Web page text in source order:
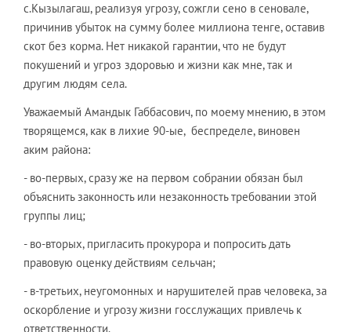
с.Кызылагаш, реализуя угрозу, сожгли сено в сеновале,
причинив убыток на сумму более миллиона тенге, оставив
скот без корма. Нет никакой гарантии, что не будут
покушений и угроз здоровью и жизни как мне, так и
другим людям села.
Уважаемый Амандык Габбасович, по моему мнению, в этом
творящемся, как в лихие 90-ые, беспределе, виновен
аким района:
- во-первых, сразу же на первом собрании обязан был
объяснить законность или незаконность требовании этой
группы лиц;
- во-вторых, пригласить прокурора и попросить дать
правовую оценку действиям сельчан;
- в-третьих, неугомонных и нарушителей прав человека, за
оскорбление и угрозу жизни госслужащих привлечь к
ответственности.